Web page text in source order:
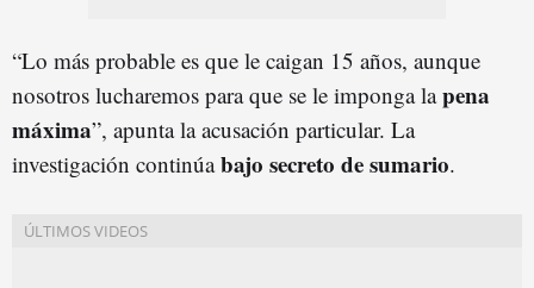
“Lo más probable es que le caigan 15 años, aunque
nosotros lucharemos para que se le imponga lapena
máxima”, apunta la acusación particular. La
investigación continúabajo secreto de sumario.